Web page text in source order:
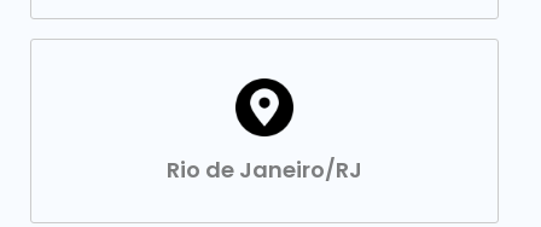
Rio de Janeiro/RJ